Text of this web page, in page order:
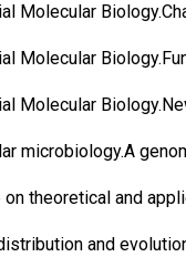
Molecular
Molecular
Molecular
microbiology.A
theoretical and
and